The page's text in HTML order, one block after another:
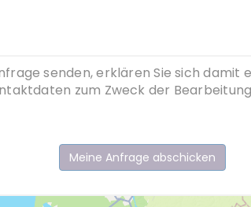
senden, erklären Sie sich damit
zum Zweck der